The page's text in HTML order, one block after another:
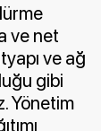
ve net
ve ağ
gibi
Yönetim